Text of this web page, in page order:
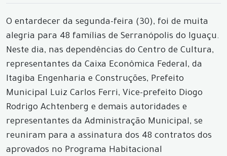
O entardecer da segunda-feira (30), foi de muita
alegria para 48 famílias de Serranópolis do Iguaçu.
Neste dia, nas dependências do Centro de Cultura,
representantes da Caixa Econômica Federal, da
Itagiba Engenharia e Construções, Prefeito
Municipal Luiz Carlos Ferri, Vice-prefeito Diogo
Rodrigo Achtenberg e demais autoridades e
representantes da Administração Municipal, se
reuniram para a assinatura dos 48 contratos dos
aprovados no Programa Habitacional